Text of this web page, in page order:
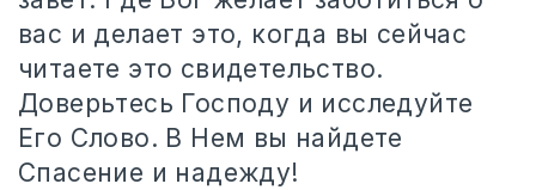
вас и делает это, когда вы сейчас
читаете это свидетельство.
Доверьтесь Господу и исследуйте
Его Слово. В Нем вы найдете
Спасение и надежду!